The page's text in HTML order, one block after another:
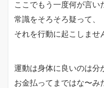
ここでもう一度何が言い
常識をそろそろ疑って、
それを行動に起こしませ
運動は身体に良いのは分
お金払ってまではな〜み